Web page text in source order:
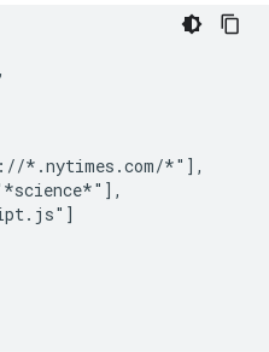
*.nytimes.com/*"],